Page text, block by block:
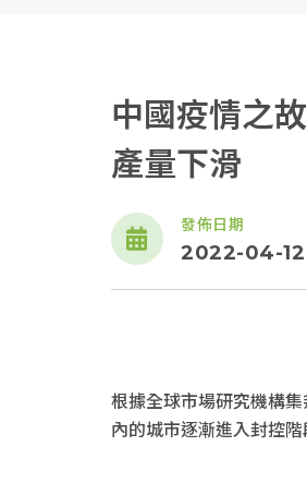
中國疫情之
產量下滑
發佈日期
2022-04-12
根據全球市場研究機構
內的城市逐漸進入封控階